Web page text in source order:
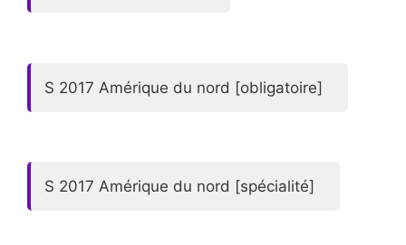
S 2017 Amérique du nord [obligatoire]
S 2017 Amérique du nord [spécialité]